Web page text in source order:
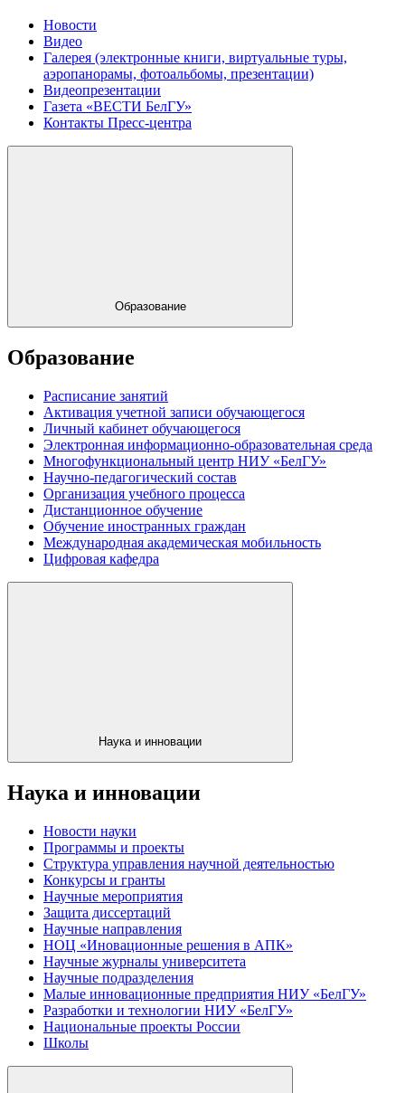
Новости
Видео
Галерея (электронные книги, виртуальные туры,
аэропанорамы, фотоальбомы, презентации)
Видеопрезентации
Газета «ВЕСТИ БелГУ»
Контакты Пресс-центра
Образование
Образование
Расписание занятий
Активация учетной записи обучающегося
Личный кабинет обучающегося
Электронная информационно-образовательная среда
Многофункциональный центр НИУ «БелГУ»
Научно-педагогический состав
Организация учебного процесса
Дистанционное обучение
Обучение иностранных граждан
Международная академическая мобильность
Цифровая кафедра
Наука и инновации
Наука и инновации
Новости науки
Программы и проекты
Структура управления научной деятельностью
Конкурсы и гранты
Научные мероприятия
Защита диссертаций
Научные направления
НОЦ «Иновационные решения в АПК»
Научные журналы университета
Научные подразделения
Малые инновационные предприятия НИУ «БелГУ»
Разработки и технологии НИУ «БелГУ»
Национальные проекты России
Школы